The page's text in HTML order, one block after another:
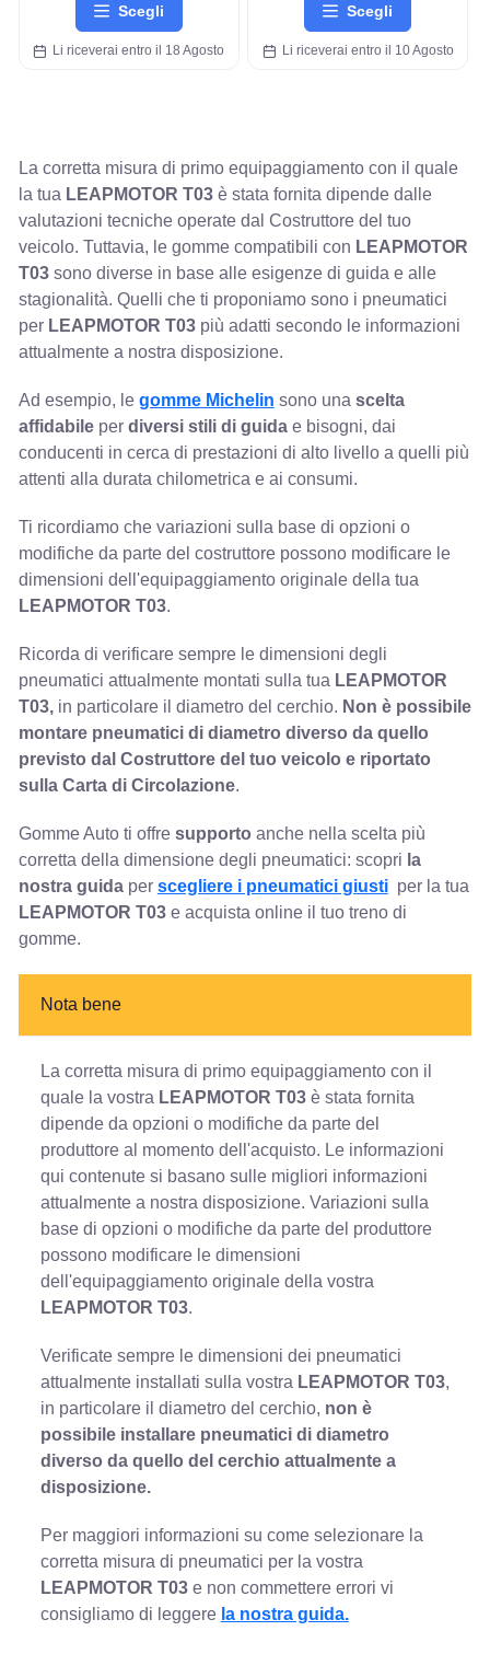
Scegli
Li riceverai entro il 18 Agosto
Scegli
Li riceverai entro il 10 Agosto
La corretta misura di primo equipaggiamento con il quale
la tua LEAPMOTOR T03è stata fornita dipende dalle
valutazioni tecniche operate dal Costruttore del tuo
veicolo. Tuttavia, le gomme compatibili con LEAPMOTOR
T03 sono diverse in base alle esigenze di guida e alle
stagionalità. Quelli che ti proponiamo sono i pneumatici
per LEAPMOTOR T03 più adatti secondo le informazioni
attualmente a nostra disposizione.
Ad esempio, le gomme Michelin sono una scelta
affidabileper diversi stili di guidae bisogni, dai
conducenti in cerca di prestazioni di alto livello a quelli più
attenti alla durata chilometrica e ai consumi.
Ti ricordiamo che variazioni sulla base di opzioni o
modifiche da parte del costruttore possono modificare le
dimensioni dell'equipaggiamento originale della tua
LEAPMOTOR T03.
Ricorda di verificare sempre le dimensioni degli
pneumatici attualmente montati sulla tua LEAPMOTOR
T03,in particolare il diametro del cerchio. Non è possibile
montare pneumatici di diametro diverso da quello
previsto dal Costruttore del tuo veicolo e riportato
sulla Carta di Circolazione.
Gomme Auto ti offre supporto anche nella scelta più
corretta della dimensione degli pneumatici: scopri la
nostra guidaper scegliere i pneumatici giustiper la tua
LEAPMOTOR T03 e acquista online il tuo treno di
gomme.
Nota bene
La corretta misura di primo equipaggiamento con il
quale la vostra LEAPMOTOR T03è stata fornita
dipende da opzioni o modifiche da parte del
produttore al momento dell'acquisto. Le informazioni
qui contenute si basano sulle migliori informazioni
attualmente a nostra disposizione. Variazioni sulla
base di opzioni o modifiche da parte del produttore
possono modificare le dimensioni
dell'equipaggiamento originale della vostra
LEAPMOTOR T03.
Verificate sempre le dimensioni dei pneumatici
attualmente installati sulla vostra LEAPMOTOR T03,
in particolare il diametro del cerchio, non è
possibile installare pneumatici di diametro
diverso da quello del cerchio attualmente a
disposizione.
Per maggiori informazioni su come selezionare la
corretta misura di pneumatici per la vostra
LEAPMOTOR T03e non commettere errori vi
consigliamo di leggere la nostra guida.